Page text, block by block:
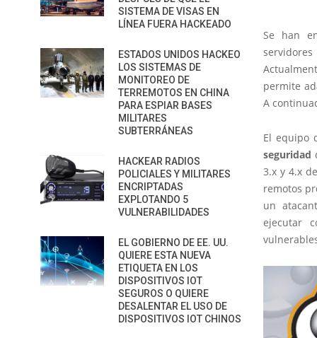
Se han
permite
A
El equipo
seguridad
3.x y 4.x
remotos
un
ejecutar
SISTEMA DE VISAS EN
LÍNEA FUERA HACKEADO
ESTADOS UNIDOS HACKEO
LOS SISTEMAS DE
MONITOREO DE
TERREMOTOS EN CHINA
PARA ESPIAR BASES
MILITARES
SUBTERRÁNEAS
HACKEAR RADIOS
POLICIALES Y MILITARES
ENCRIPTADAS
EXPLOTANDO 5
VULNERABILIDADES
EL GOBIERNO DE EE. UU.
QUIERE ESTA NUEVA
ETIQUETA EN LOS
DISPOSITIVOS IOT
SEGUROS O QUIERE
DESALENTAR EL USO DE
DISPOSITIVOS IOT CHINOS